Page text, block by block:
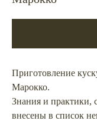
Приготовление
Марокко.
Знания и практики,
внесены в список